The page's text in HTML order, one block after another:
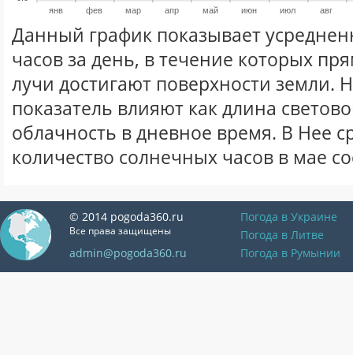
янв фев мар апр май июн июл авг
Данный график показывает
часов за день, в течение которых
лучи достигают поверхности земли.
показатель влияют как длина
облачность в дневное время. В Нее
количество солнечных часов в мае
© 2014 pogoda360.ru
Все права защищены
admin@pogoda360.ru
Погода в Украине
Погода в Литве
Погода в Румынии